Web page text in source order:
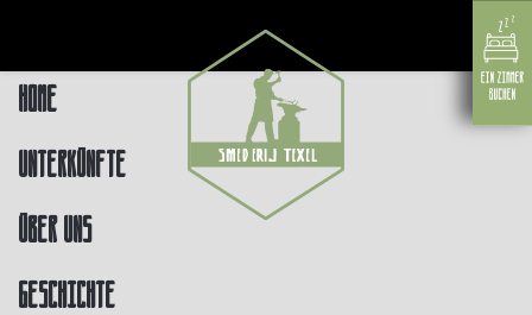
Home
Unterkünfte
Über uns
Geschichte